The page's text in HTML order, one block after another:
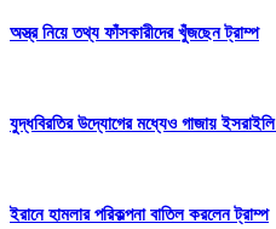
অস্ত্র নিয়ে তথ্য ফাঁসকারীদের খুঁজছেন ট্রাম্প
যুদ্ধবিরতির উদ্যোগের মধ্যেও গাজায়
ইরানে হামলার পরিকল্পনা বাতিল করলেন ট্রাম্প